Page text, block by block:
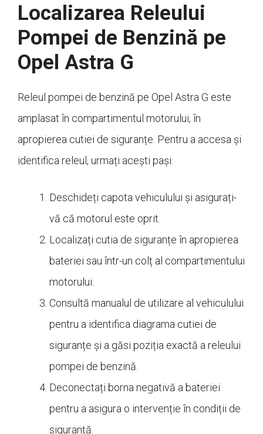
Localizarea Releului
Pompei de Benzină pe
Opel Astra G
Releul pompei de benzină pe Opel Astra G este
amplasat în compartimentul motorului, în
apropierea cutiei de siguranțe. Pentru a accesa și
identifica releul, urmați acești pași:
Deschideți capota vehiculului și asigurați-
vă că motorul este oprit.
Localizați cutia de siguranțe în apropierea
bateriei sau într-un colț al compartimentului
motorului.
Consultă manualul de utilizare al vehiculului
pentru a identifica diagrama cutiei de
siguranțe și a găsi poziția exactă a releului
pompei de benzină.
Deconectați borna negativă a bateriei
pentru a asigura o intervenție în condiții de
siguranță.